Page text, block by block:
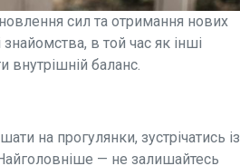
сил та отримання нових
в той час як інші
баланс.
на прогулянки, зустрічатись із
— не залишайтесь